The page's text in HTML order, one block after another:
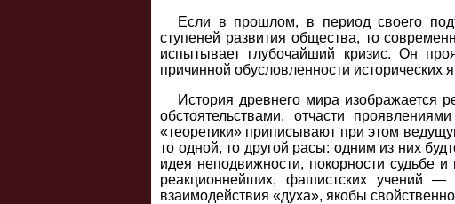
Если в прошлом, в период своего
ступеней развития общества, то
испытывает глубочайший кризис. Он
причинной обусловленности исторических
История древнего мира изображается
обстоятельствами, отчасти
«теоретики» приписывают при этом
то одной, то другой расы: одним из них
идея неподвижности, покорности
реакционнейших, фашистских учений —
взаимодействия «духа», якобы